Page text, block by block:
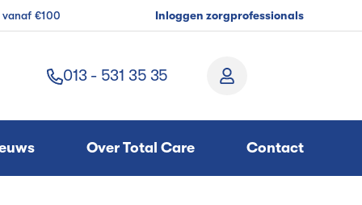
€100 Inloggen zorgprofessionals
013 - 531 35 35
Over Total Care Contact